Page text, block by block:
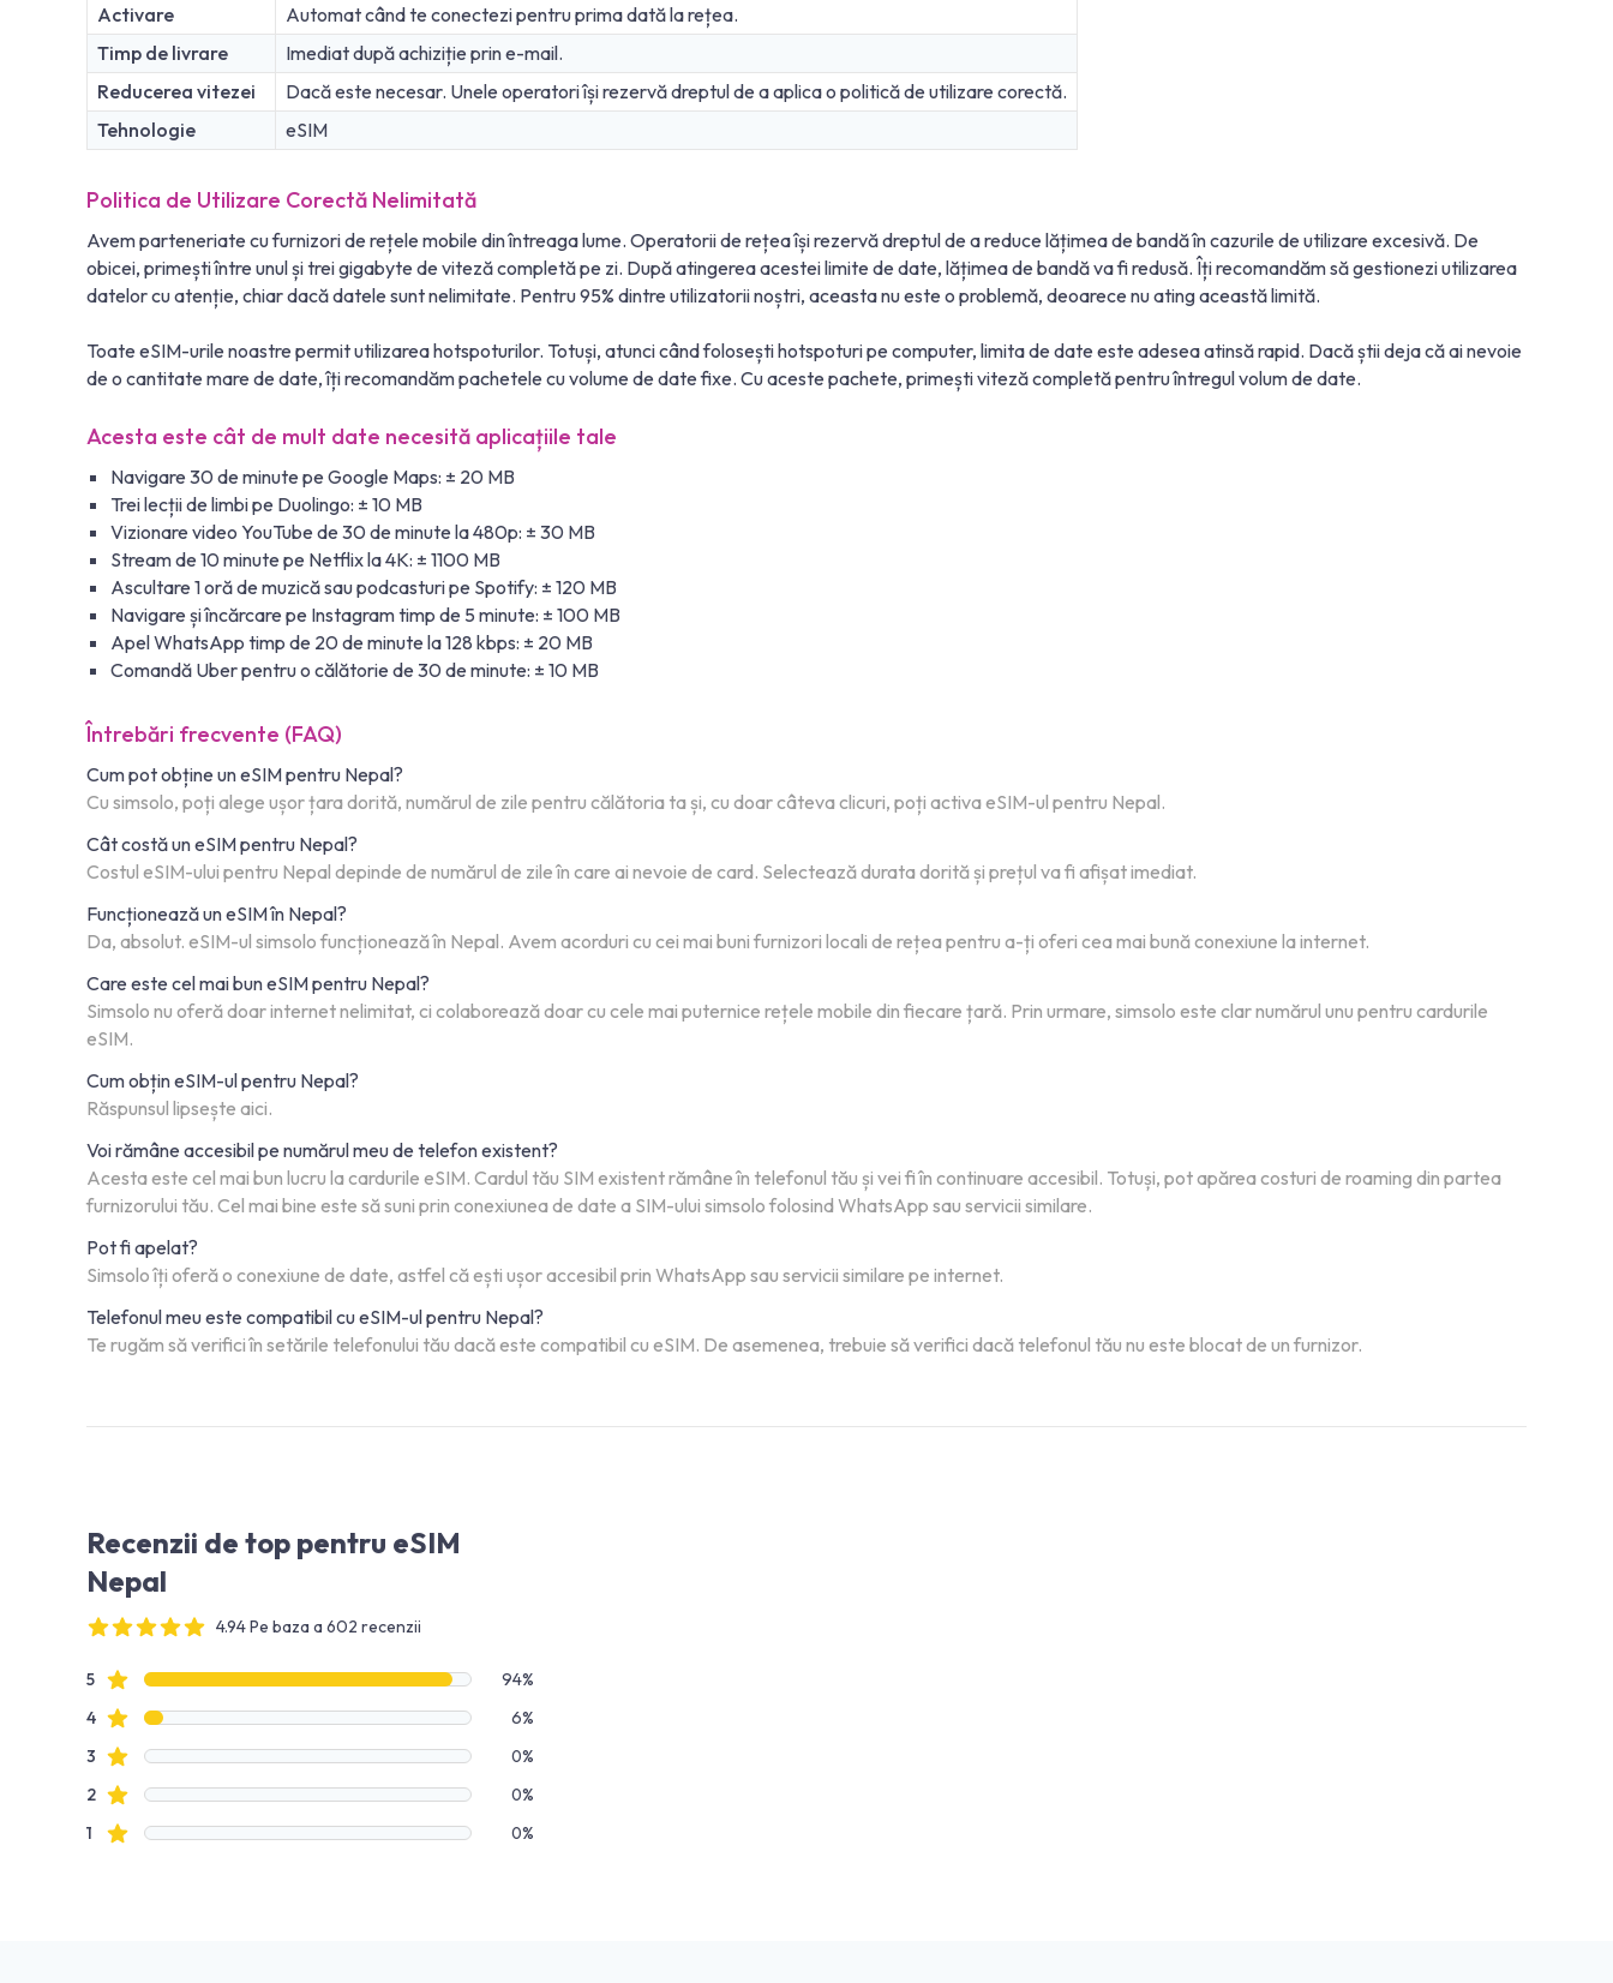
Activare
Automat când te conectezi pentru prima dată la rețea.
Timp de livrare
Imediat după achiziție prin e-mail.
Reducerea vitezei
Dacă este necesar. Unele operatori își rezervă dreptul de a aplica o politică de utilizare corectă.
Tehnologie
eSIM
Politica de Utilizare Corectă Nelimitată
Avem parteneriate cu furnizori de rețele mobile din întreaga lume. Operatorii de rețea își rezervă dreptul de a reduce lățimea de bandă în cazurile de utilizare excesivă. De
obicei, primești între unul și trei gigabyte de viteză completă pe zi. După atingerea acestei limite de date, lățimea de bandă va fi redusă. Îți recomandăm să gestionezi utilizarea
datelor cu atenție, chiar dacă datele sunt nelimitate. Pentru 95% dintre utilizatorii noștri, aceasta nu este o problemă, deoarece nu ating această limită.
Toate eSIM-urile noastre permit utilizarea hotspoturilor. Totuși, atunci când folosești hotspoturi pe computer, limita de date este adesea atinsă rapid. Dacă știi deja că ai nevoie
de o cantitate mare de date, îți recomandăm pachetele cu volume de date fixe. Cu aceste pachete, primești viteză completă pentru întregul volum de date.
Acesta este cât de mult date necesită aplicațiile tale
Navigare 30 de minute pe Google Maps: ± 20 MB
Trei lecții de limbi pe Duolingo: ± 10 MB
Vizionare video YouTube de 30 de minute la 480p: ± 30 MB
Stream de 10 minute pe Netflix la 4K: ± 1100 MB
Ascultare 1 oră de muzică sau podcasturi pe Spotify: ± 120 MB
Navigare și încărcare pe Instagram timp de 5 minute: ± 100 MB
Apel WhatsApp timp de 20 de minute la 128 kbps: ± 20 MB
Comandă Uber pentru o călătorie de 30 de minute: ± 10 MB
Întrebări frecvente (FAQ)
Cum pot obține un eSIM pentru Nepal?
Cu simsolo, poți alege ușor țara dorită, numărul de zile pentru călătoria ta și, cu doar câteva clicuri, poți activa eSIM-ul pentru Nepal.
Cât costă un eSIM pentru Nepal?
Costul eSIM-ului pentru Nepal depinde de numărul de zile în care ai nevoie de card. Selectează durata dorită și prețul va fi afișat imediat.
Funcționează un eSIM în Nepal?
Da, absolut. eSIM-ul simsolo funcționează în Nepal. Avem acorduri cu cei mai buni furnizori locali de rețea pentru a-ți oferi cea mai bună conexiune la internet.
Care este cel mai bun eSIM pentru Nepal?
Simsolo nu oferă doar internet nelimitat, ci colaborează doar cu cele mai puternice rețele mobile din fiecare țară. Prin urmare, simsolo este clar numărul unu pentru cardurile
eSIM.
Cum obțin eSIM-ul pentru Nepal?
Răspunsul lipsește aici.
Voi rămâne accesibil pe numărul meu de telefon existent?
Acesta este cel mai bun lucru la cardurile eSIM. Cardul tău SIM existent rămâne în telefonul tău și vei fi în continuare accesibil. Totuși, pot apărea costuri de roaming din partea
furnizorului tău. Cel mai bine este să suni prin conexiunea de date a SIM-ului simsolo folosind WhatsApp sau servicii similare.
Pot fi apelat?
Simsolo îți oferă o conexiune de date, astfel că ești ușor accesibil prin WhatsApp sau servicii similare pe internet.
Telefonul meu este compatibil cu eSIM-ul pentru Nepal?
Te rugăm să verifici în setările telefonului tău dacă este compatibil cu eSIM. De asemenea, trebuie să verifici dacă telefonul tău nu este blocat de un furnizor.
Recenzii de top pentru eSIM
Nepal
4.94 Pe baza a 602 recenzii
Date recenzie
5recenzii cu stele
94%
4recenzii cu stele
6%
3 recenzii cu stele
0%
2recenzii cu stele
0%
1 recenzii cu stele 0%